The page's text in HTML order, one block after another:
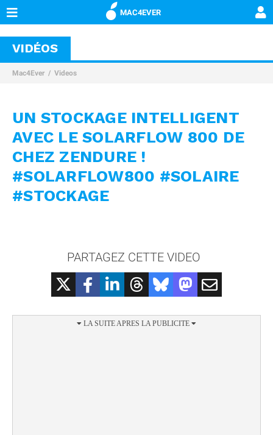
MAC4EVER
VIDÉOS
Mac4Ever Videos
UN STOCKAGE INTELLIGENT
AVEC LE SOLARFLOW 800 DE
CHEZ ZENDURE !
#SOLARFLOW800 #SOLAIRE
#STOCKAGE
PARTAGEZ CETTE VIDEO